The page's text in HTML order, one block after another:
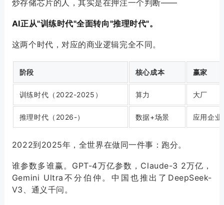
炒存储芯片的人，其实是在押注一个判断——
AI正从"训练时代"全面转向"推理时代"。
这两个时代，对应的商业逻辑完全不同。
阶段 核心成本 赢家
训练时代（2022-2025） 算力 大厂
推理时代（2026-） 数据+场景 应用企业
2022到2025年，全世界在做同一件事：跑分。
谁参数多谁赢。GPT-4万亿参数，Claude-3 2万亿，
Gemini Ultra不分伯仲。中国也推出了DeepSeek-
V3、通义千问。